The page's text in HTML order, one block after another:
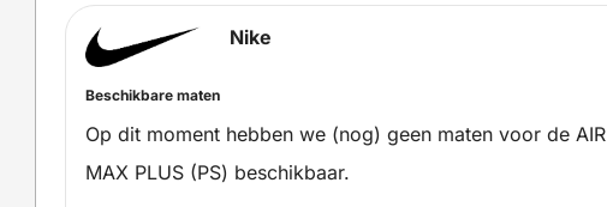
Nike
Beschikbare maten
Op dit moment hebben we (nog) geen maten voor de AIR
MAX PLUS (PS) beschikbaar.